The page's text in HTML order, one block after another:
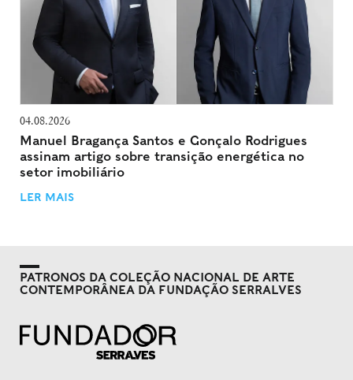
04.08.2026
Manuel Bragança Santos e Gonçalo Rodrigues
assinam artigo sobre transição energética no
setor imobiliário
LER MAIS
PATRONOS DA COLEÇÃO NACIONAL DE ARTE
CONTEMPORÂNEA DA FUNDAÇÃO SERRALVES